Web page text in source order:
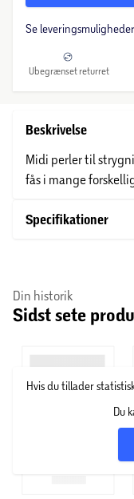
Se
Ubegrænset returret
Beskrivelse
Midi perler til
fås i mange
Specifikationer
Din historik
Sidst sete
Hvis du tillader
Du